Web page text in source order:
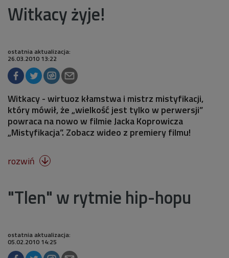
Witkacy żyje!
ostatnia aktualizacja:
26.03.2010 13:22
Witkacy - wirtuoz kłamstwa i mistrz mistyfikacji,
który mówił, że „wielkość jest tylko w perwersji”
powraca na nowo w filmie Jacka Koprowicza
„Mistyfikacja”. Zobacz wideo z premiery filmu!
rozwiń 
"Tlen" w rytmie hip-hopu
ostatnia aktualizacja:
05.02.2010 14:25